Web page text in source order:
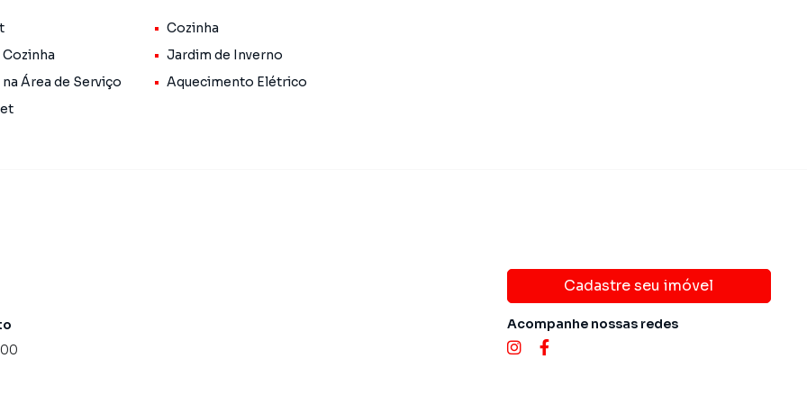
família e amigos. O charmoso jardim de inverno
beleza ao ambiente.
gourmet, ideal para momentos de lazer e
Cozinha
Jardim de Inverno
Área de Serviço
Aquecimento Elétrico
Cadastre seu imóvel
Acompanhe nossas redes